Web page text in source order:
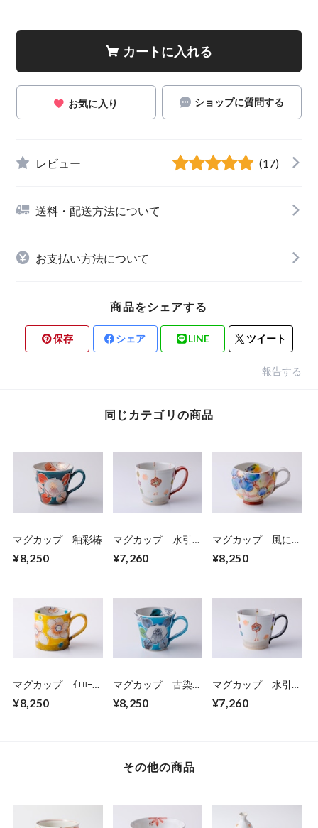
カートに入れる
お気に入り ショップに質問する
レビュー (17)
送料・配送方法について
お支払い方法について
商品をシェアする
保存 シェア LINE ツイート
報告する
同じカテゴリの商品
マグカップ 釉彩椿
¥8,250
マグカップ 水引-
¥7,260
マグカップ 風に舞
¥8,250
マグカップ ｲｴﾛｰ花
¥8,250
マグカップ 古染椿
¥8,250
マグカップ 水引-
¥7,260
その他の商品